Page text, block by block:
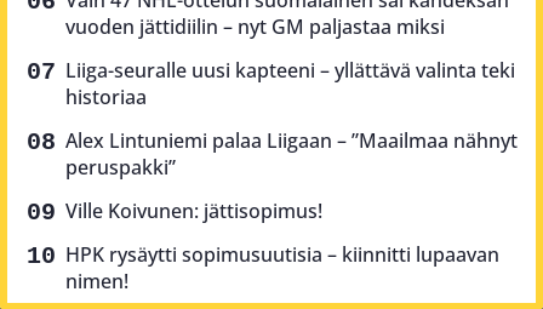
vuoden jättidiilin – nyt GM paljastaa miksi
Liiga-seuralle uusi kapteeni – yllättävä valinta teki
historiaa
Alex Lintuniemi palaa Liigaan – ”Maailmaa nähnyt
peruspakki”
Ville Koivunen: jättisopimus!
HPK rysäytti sopimusuutisia – kiinnitti lupaavan
nimen!